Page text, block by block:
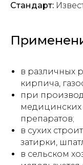
Стандарт:
в различных
кирпича,
при
медицинских
препаратов;
в сухих
затирки,
в сельском